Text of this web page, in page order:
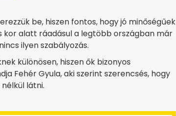
be, hiszen fontos, hogy jó minőségűek
kor alatt ráadásul a legtöbb országban már
ilyen szabályozás.
különösen, hiszen ők bizonyos
Fehér Gyula, aki szerint szerencsés, hogy
látni.